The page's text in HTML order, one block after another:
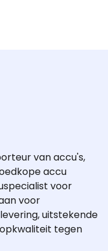
van accu's,
accu
voor
voor
uitstekende
tegen